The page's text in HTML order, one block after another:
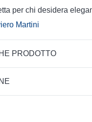
per chi desidera
Martini
PRODOTTO